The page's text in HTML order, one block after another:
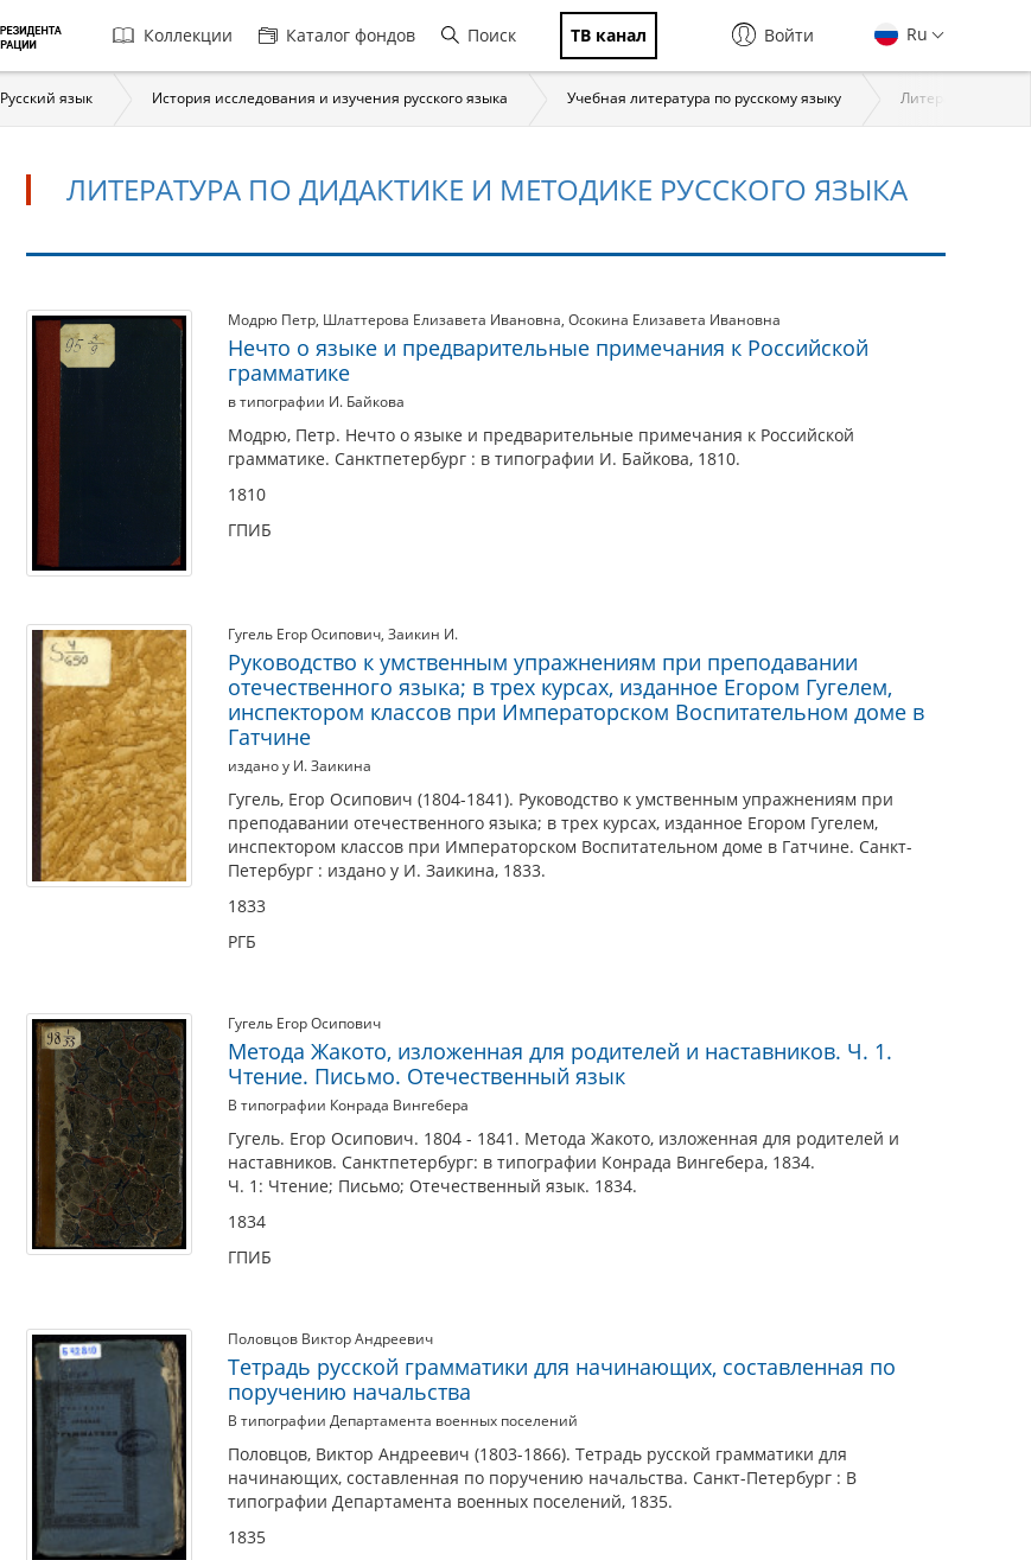
Главная
навигация
Коллекции Каталог фондов Поиск ТВ канал Ru
Войти
Русский язык История исследования и изучения русского языка Учебная литература по русскому языку Литература по
ЛИТЕРАТУРА ПО ДИДАКТИКЕ И МЕТОДИКЕ РУССКОГО ЯЗЫКА
Литература
по
дидактике
Модрю Петр, Шлаттерова Елизавета Ивановна, Осокина Елизавета Ивановна
Нечто о языке и предварительные примечания к Российской
грамматике
в типографии И. Байкова
Модрю, Петр. Нечто о языке и предварительные примечания к Российской
грамматике. Санктпетербург : в типографии И. Байкова, 1810.
1810
ГПИБ
Гугель Егор Осипович, Заикин И.
Руководство к умственным упражнениям при преподавании
отечественного языка; в трех курсах, изданное Егором Гугелем,
инспектором классов при Императорском Воспитательном доме в
Гатчине
издано у И. Заикина
Гугель, Егор Осипович (1804-1841). Руководство к умственным упражнениям при
преподавании отечественного языка; в трех курсах, изданное Егором Гугелем,
инспектором классов при Императорском Воспитательном доме в Гатчине. Санкт-
Петербург : издано у И. Заикина, 1833.
1833
РГБ
Гугель Егор Осипович
Метода Жакото, изложенная для родителей и наставников. Ч. 1.
Чтение. Письмо. Отечественный язык
В типографии Конрада Вингебера
Гугель. Егор Осипович. 1804 - 1841. Метода Жакото, изложенная для родителей и
наставников. Санктпетербург: в типографии Конрада Вингебера, 1834.
Ч. 1: Чтение; Письмо; Отечественный язык. 1834.
1834
ГПИБ
Половцов Виктор Андреевич
Тетрадь русской грамматики для начинающих, составленная по
поручению начальства
В типографии Департамента военных поселений
Половцов, Виктор Андреевич (1803-1866). Тетрадь русской грамматики для
начинающих, составленная по поручению начальства. Санкт-Петербург : В
типографии Департамента военных поселений, 1835.
1835